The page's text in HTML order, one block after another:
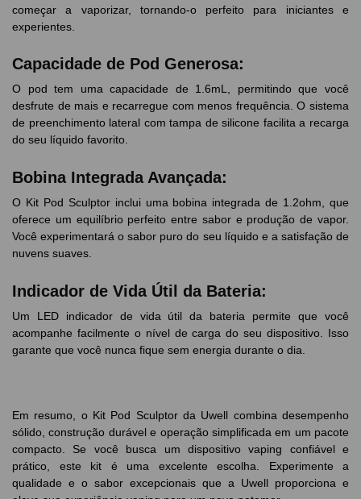
começar a vaporizar, tornando-o perfeito para iniciantes e
experientes.
Capacidade de Pod Generosa:
O pod tem uma capacidade de 1.6mL, permitindo que você
desfrute de mais e recarregue com menos frequência. O sistema
de preenchimento lateral com tampa de silicone facilita a recarga
do seu líquido favorito.
Bobina Integrada Avançada:
O Kit Pod Sculptor inclui uma bobina integrada de 1.2ohm, que
oferece um equilíbrio perfeito entre sabor e produção de vapor.
Você experimentará o sabor puro do seu líquido e a satisfação de
nuvens suaves.
Indicador de Vida Útil da Bateria:
Um LED indicador de vida útil da bateria permite que você
acompanhe facilmente o nível de carga do seu dispositivo. Isso
garante que você nunca fique sem energia durante o dia.
Em resumo, o Kit Pod Sculptor da Uwell combina desempenho
sólido, construção durável e operação simplificada em um pacote
compacto. Se você busca um dispositivo vaping confiável e
prático, este kit é uma excelente escolha. Experimente a
qualidade e o sabor excepcionais que a Uwell proporciona e